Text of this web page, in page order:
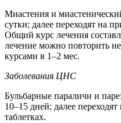
Миастения и
сутки; далее переходят на
Общий курс лечения
лечение можно повторить
курсами в 1–2 мес.
Заболевания ЦНС
Бульбарные параличи и
10–15 дней; далее
таблетках.